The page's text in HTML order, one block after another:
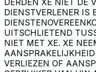
DERDEN XE NIET DE
DIENSTVERLENER IS
UITSCHLIETEND
NIET MET XE. XE
VERLIEZEN OF